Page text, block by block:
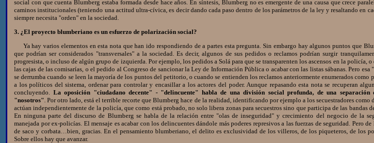
social con que cuenta Blumberg estaba formada desde hace años. En síntesis, Blumberg no es emergente de una causa que crece
caminos institucionales (teniendo una actitud ultra-cívica, es decir dando cada paso dentro de los parámetros de la ley y resaltando en
siempre necesita "orden" en la sociedad.
3. ¿El proyecto blumberiano es un esfuerzo de polarización social?
Ya hay varios elementos en esta nota que han ido respondiendo de a partes esta pregunta. Sin embargo hay algunos puntos que
que podrían ser considerados "transversales" a la sociedad. Es decir, algunos de sus pedidos o reclamos podrían surgir
progresista, o incluso de algún grupo de izquierda. Por ejemplo, los pedidos a Solá para que se transparenten los ascensos en la policía,
las cajas de las comisarías, o el pedido al Congreso de sancionar la Ley de Información Pública o acabar con las listas sábanas. Pero esa
se derrumba cuando se leen la mayoría de los puntos del petitorio, o cuando se entienden los reclamos anteriormente enumerados como
a los políticos del sistema, ordenar para controlar y encasillar a los actores del poder. Aunque repasando esta nota se recuperan
concluyendo. La oposición "ciudadano decente" - "delincuente" habla de una división social profunda, de una
"nosotros". Por otro lado, está el terrible recorte que Blumberg hace de la realidad, identificando por ejemplo a los secuestradores como
actúan independientemente de la policía, que como está probado, no solo libera zonas para secuestros sino que participa de las bandas
En ninguna parte del discurso de Blumberg se habla de la relación entre "olas de inseguridad" y crecimiento del negocio de la
manejada por ex-policías. El mensaje es acabar con los delincuentes dándole más poderes represivos a las fuerzas de seguridad. Pero
de saco y corbata…bien, gracias. En el pensamiento blumberiano, el delito es exclusividad de los villeros, de los piqueteros, de los
Sobre ellos hay que avanzar.